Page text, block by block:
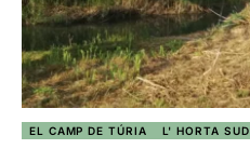
EL CAMP DE TÚRIA L' HORTA SUD